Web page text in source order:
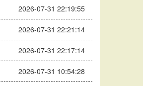
2026-07-31 22:19:55
2026-07-31 22:21:14
2026-07-31 22:17:14
2026-07-31 10:54:28